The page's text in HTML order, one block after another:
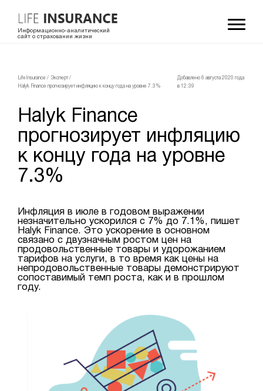
Информационно-аналитический
сайт о страховании жизни
LifeInsurance / Эксперт/
Halyk Finance прогнозирует инфляцию к концу года на уровне 7.3%
Добавлено 6 августа 2020 года
в 12:39
Halyk Finance
прогнозирует инфляцию
к концу года на уровне
7.3%
Инфляция в июле в годовом выражении
незначительно ускорился с 7% до 7.1%, пишет
Halyk Finance. Это ускорение в основном
связано с двузначным ростом цен на
продовольственные товары и удорожанием
тарифов на услуги, в то время как цены на
непродовольственные товары демонстрируют
сопоставимый темп роста, как и в прошлом
году.